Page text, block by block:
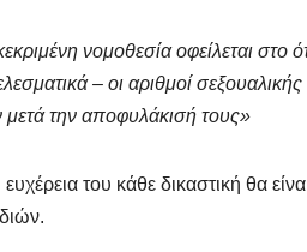
νομοθεσία οφείλεται στο
– οι αριθμοί
την αποφυλάκισή τους»
ευχέρεια του κάθε δικαστική θα
Τι Θέση θα
έπαιρνε ένας
Πατριωτικός